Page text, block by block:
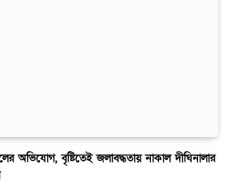
অভিযোগ, বৃষ্টিতেই জলাবদ্ধতায় নাকাল দীঘিনালার